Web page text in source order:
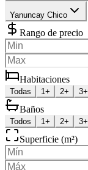
Yanuncay Chico
Rango de precio
Habitaciones
Todas 1+ 2+ 3+
Baños
Todos 1+ 2+ 3+
Superficie (m²)